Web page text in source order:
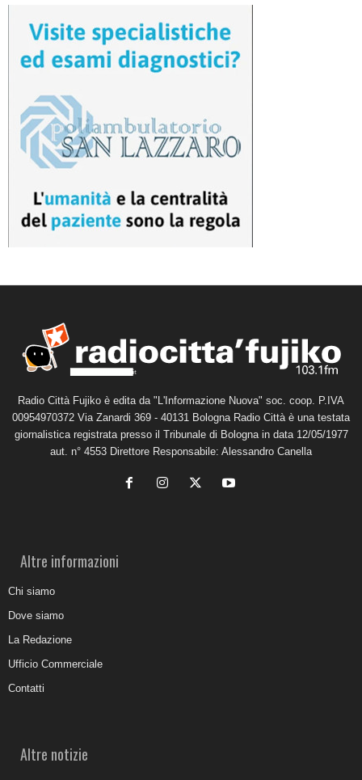
Radio Città Fujiko è edita da "L'Informazione Nuova" soc. coop. P.IVA
00954970372 Via Zanardi 369 - 40131 Bologna Radio Città è una testata
giornalistica registrata presso il Tribunale di Bologna in data 12/05/1977
aut. n° 4553 Direttore Responsabile: Alessandro Canella
Altre informazioni
Chi siamo
Dove siamo
La Redazione
Ufficio Commerciale
Contatti
Altre notizie